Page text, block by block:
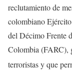
reclutamiento de
colombiano
del Décimo Frente
Colombia (FARC),
terroristas y que